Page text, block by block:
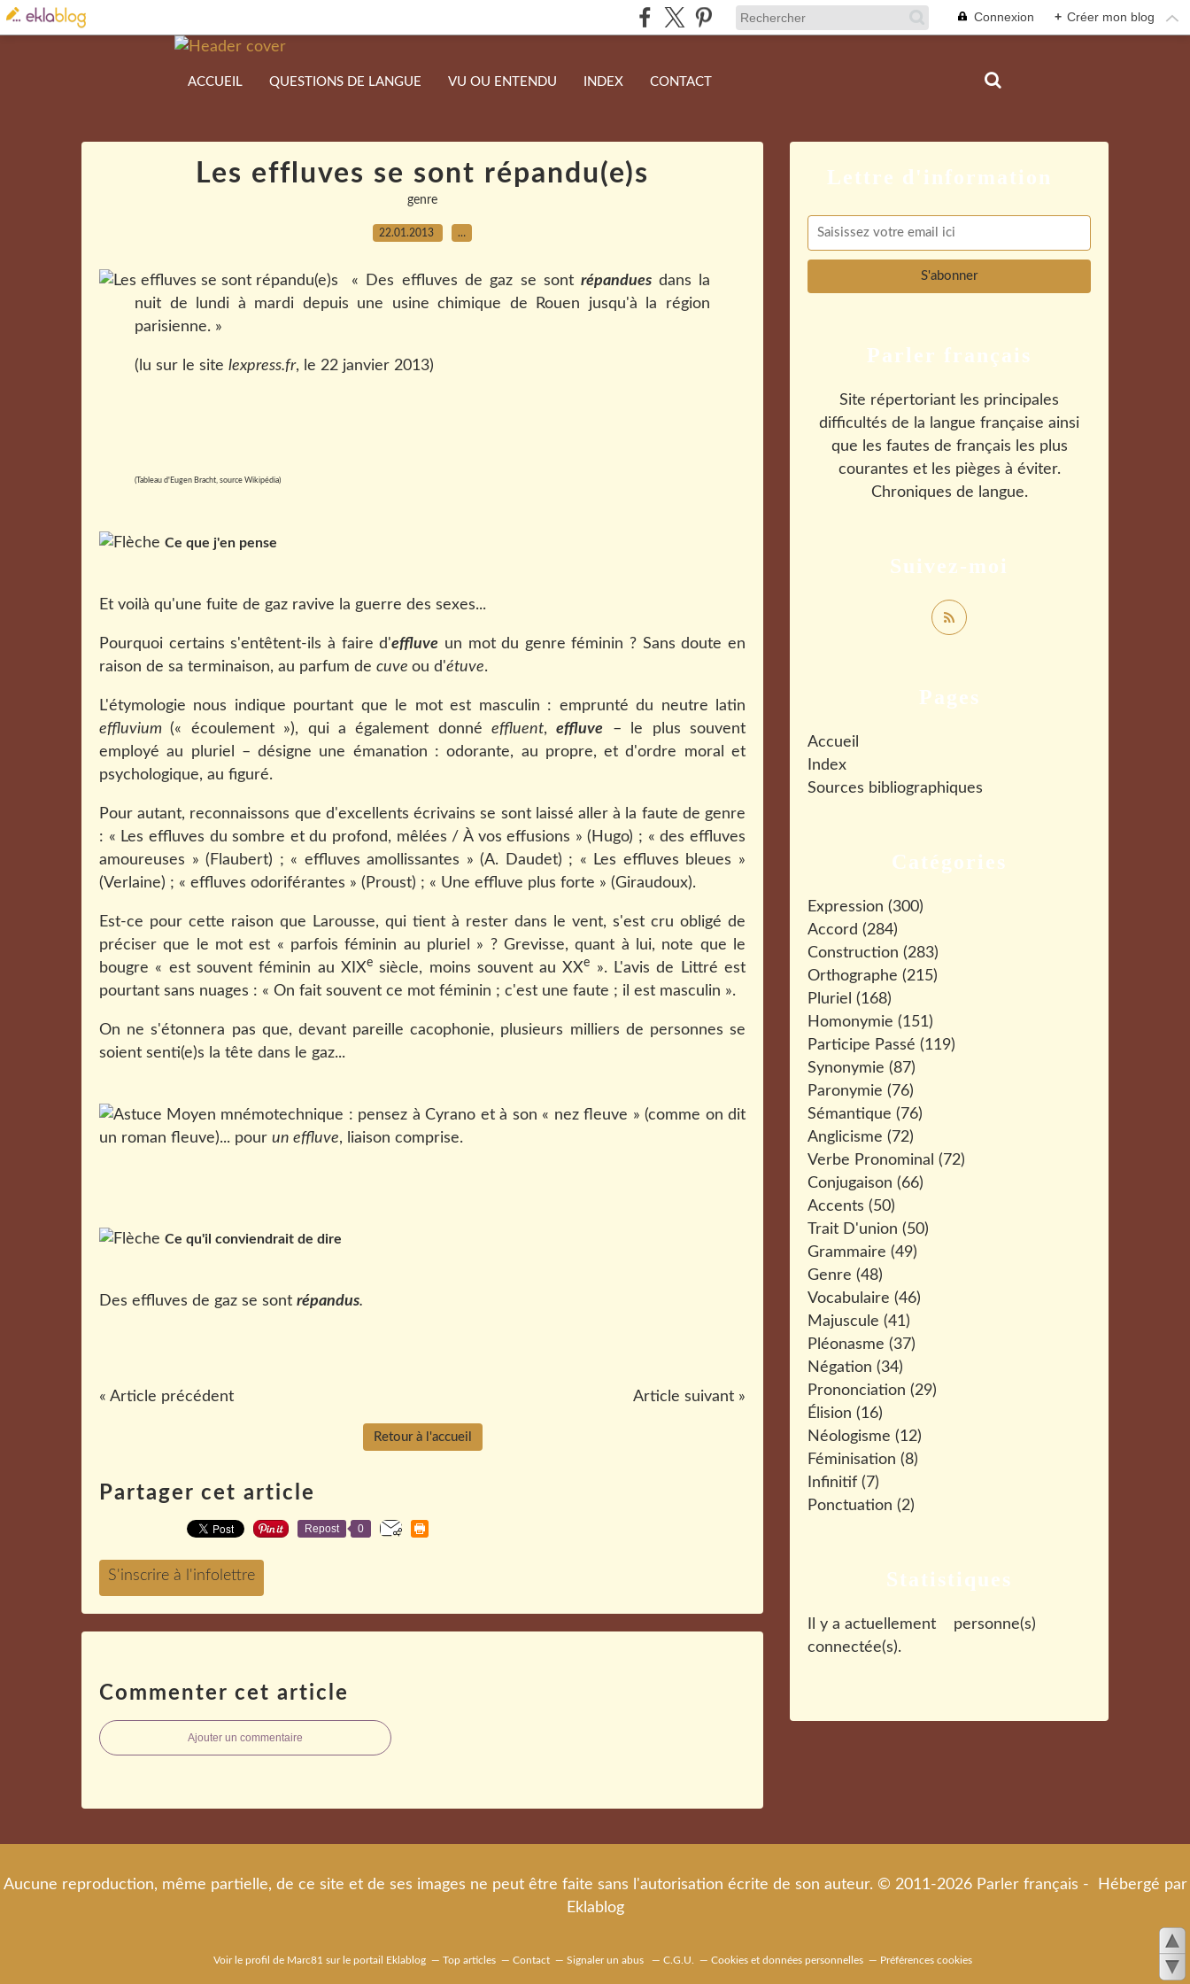
Connexion + Créer mon blog
ACCUEIL QUESTIONS DE LANGUE VU OU ENTENDU INDEX CONTACT
Les effluves se sont répandu(e)s
genre
22.01.2013 …
« Des effluves de gaz se sontrépandues dans la
nuit de lundi à mardi depuis une usine chimique de Rouen jusqu'à la région
parisienne. »
(lu sur le site lexpress.fr, le 22 janvier 2013)
(Tableau d'Eugen Bracht, source Wikipédia)
Ce que j'en pense
Et voilà qu'une fuite de gaz ravive la guerre des sexes...
Pourquoi certains s'entêtent-ils à faire d'effluve un mot du genre féminin ? Sans doute en
raison de sa terminaison, au parfum de cuve ou d'étuve.
L'étymologie nous indique pourtant que le mot est masculin : emprunté du neutre latin
effluvium(« écoulement »), qui a également donnéeffluent,effluve – le plus souvent
employé au pluriel – désigne une émanation : odorante, au propre, et d'ordre moral et
psychologique, au figuré.
Pour autant, reconnaissons que d'excellents écrivains se sont laissé aller à la faute de genre
: « Les effluves du sombre et du profond, mêlées / À vos effusions » (Hugo) ; « des effluves
amoureuses » (Flaubert) ; « effluves amollissantes » (A. Daudet) ; « Les effluves bleues »
(Verlaine) ; « effluves odoriférantes » (Proust) ; « Une effluve plus forte » (Giraudoux).
Est-ce pour cette raison que Larousse, qui tient à rester dans le vent, s'est cru obligé de
préciser que le mot est « parfois féminin au pluriel » ? Grevisse, quant à lui, note que le
bougre « est souvent féminin au XIXesiècle, moins souvent au XXe
». L'avis de Littré est
pourtant sans nuages : « On fait souvent ce mot féminin ; c'est une faute ; il est masculin ».
On ne s'étonnera pas que, devant pareille cacophonie, plusieurs milliers de personnes se
soient senti(e)s la tête dans le gaz...
Moyen mnémotechnique : pensez à Cyrano et à son « nez fleuve » (comme on dit
un roman fleuve)... pour un effluve, liaison comprise.
Ce qu'il conviendrait de dire
Des effluves de gaz se sont répandus.
« Article précédent Article suivant »
Retour à l'accueil
Partager cet article
Repost 0
Commenter cet article
Ajouter un commentaire
Catégories
Expression (300)
Accord (284)
Construction (283)
Orthographe (215)
Pluriel (168)
Homonymie (151)
Participe Passé (119)
Synonymie (87)
Paronymie (76)
Sémantique (76)
Anglicisme (72)
Verbe Pronominal (72)
Conjugaison (66)
Accents (50)
Trait D'union (50)
Grammaire (49)
Genre (48)
Vocabulaire (46)
Majuscule (41)
Pléonasme (37)
Négation (34)
Prononciation (29)
Élision (16)
Néologisme (12)
Féminisation (8)
Infinitif (7)
Ponctuation (2)
Pages
Accueil
Index
Sources bibliographiques
Suivez-moi
Parler français
Site répertoriant les principales
difficultés de la langue française ainsi
que les fautes de français les plus
courantes et les pièges à éviter.
Chroniques de langue.
Statistiques
Il y a actuellement
personne(s)
connectée(s).
Aucune reproduction, même partielle, de ce site et de ses images ne peut être faite sans l'autorisation écrite de son auteur. © 2011-2026 Parler français - Hébergé par
Eklablog
Voir le profil de Marc81 sur le portail Eklablog Top articles Contact Signaler un abus C.G.U. Cookies et données personnelles Préférences cookies